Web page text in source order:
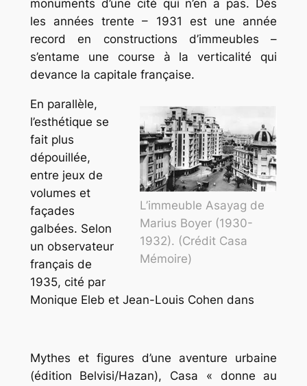
monuments d’une cité qui n’en a pas. Dès
les années trente – 1931 est une année
record en constructions d’immeubles –
s’entame une course à la verticalité qui
devance la capitale française.
L’immeuble Asayag de
Marius Boyer (1930-
1932). (Crédit Casa
Mémoire)
En parallèle,
l’esthétique se
fait plus
dépouillée,
entre jeux de
volumes et
façades
galbées. Selon
un observateur
français de
1935, cité par
Monique Eleb et Jean-Louis Cohen dans
Mythes et figures d’une aventure urbaine
(édition Belvisi/Hazan), Casa « donne au